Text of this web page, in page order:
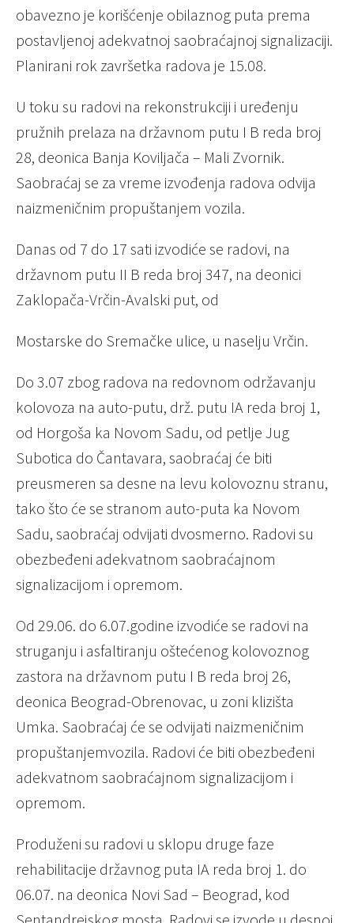
obavezno je korišćenje obilaznog puta prema
postavljenoj adekvatnoj saobraćajnoj signalizaciji.
Planirani rok završetka radova je 15.08.
U toku su radovi na rekonstrukciji i uređenju
pružnih prelaza na državnom putu I B reda broj
28, deonica Banja Koviljača – Mali Zvornik.
Saobraćaj se za vreme izvođenja radova odvija
naizmeničnim propuštanjem vozila.
Danas od 7 do 17 sati izvodiće se radovi, na
državnom putu II B reda broj 347, na deonici
Zaklopača-Vrčin-Avalski put, od
Mostarske do Sremačke ulice, u naselju Vrčin.
Do 3.07 zbog radova na redovnom održavanju
kolovoza na auto-putu, drž. putu IA reda broj 1,
od Horgoša ka Novom Sadu, od petlje Jug
Subotica do Čantavara, saobraćaj će biti
preusmeren sa desne na levu kolovoznu stranu,
tako što će se stranom auto-puta ka Novom
Sadu, saobraćaj odvijati dvosmerno. Radovi su
obezbeđeni adekvatnom saobraćajnom
signalizacijom i opremom.
Od 29.06. do 6.07.godine izvodiće se radovi na
struganju i asfaltiranju oštećenog kolovoznog
zastora na državnom putu I B reda broj 26,
deonica Beograd-Obrenovac, u zoni klizišta
Umka. Saobraćaj će se odvijati naizmeničnim
propuštanjemvozila. Radovi će biti obezbeđeni
adekvatnom saobraćajnom signalizacijom i
opremom.
Produženi su radovi u sklopu druge faze
rehabilitacije državnog puta IA reda broj 1. do
06.07. na deonica Novi Sad – Beograd, kod